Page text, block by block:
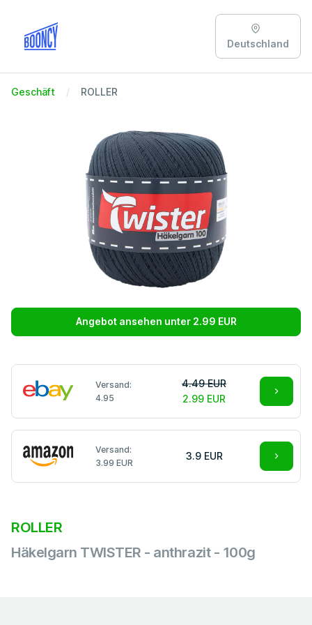
Deutschland
Geschäft ROLLER
Angebot ansehen unter 2.99 EUR
Versand:
4.95
4.49 EUR
2.99 EUR
Versand:
3.99 EUR
3.9 EUR
ROLLER
Häkelgarn TWISTER - anthrazit - 100g